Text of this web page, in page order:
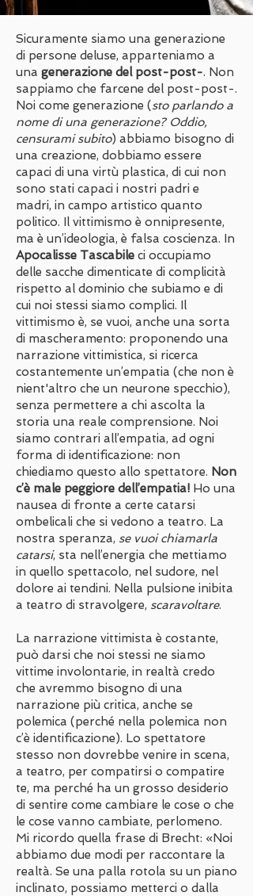
Sicuramente siamo una generazione
di persone deluse, apparteniamo a
una generazione del post-post-. Non
sappiamo che farcene del post-post-.
Noi come generazione (sto parlando a
nome di una generazione? Oddio,
censurami subito) abbiamo bisogno di
una creazione, dobbiamo essere
capaci di una virtù plastica, di cui non
sono stati capaci i nostri padri e
madri, in campo artistico quanto
politico. Il vittimismo è onnipresente,
ma è un’ideologia, è falsa coscienza. In
Apocalisse Tascabile ci occupiamo
delle sacche dimenticate di complicità
rispetto al dominio che subiamo e di
cui noi stessi siamo complici. Il
vittimismo è, se vuoi, anche una sorta
di mascheramento: proponendo una
narrazione vittimistica, si ricerca
costantemente un’empatia (che non è
nient'altro che un neurone specchio),
senza permettere a chi ascolta la
storia una reale comprensione. Noi
siamo contrari all’empatia, ad ogni
forma di identificazione: non
chiediamo questo allo spettatore. Non
c’è male peggiore dell’empatia! Ho una
nausea di fronte a certe catarsi
ombelicali che si vedono a teatro. La
nostra speranza, se vuoi chiamarla
catarsi, sta nell’energia che mettiamo
in quello spettacolo, nel sudore, nel
dolore ai tendini. Nella pulsione inibita
a teatro di stravolgere, scaravoltare.
La narrazione vittimista è costante,
può darsi che noi stessi ne siamo
vittime involontarie, in realtà credo
che avremmo bisogno di una
narrazione più critica, anche se
polemica (perché nella polemica non
c’è identificazione). Lo spettatore
stesso non dovrebbe venire in scena,
a teatro, per compatirsi o compatire
te, ma perché ha un grosso desiderio
di sentire come cambiare le cose o che
le cose vanno cambiate, perlomeno.
Mi ricordo quella frase di Brecht: «Noi
abbiamo due modi per raccontare la
realtà. Se una palla rotola su un piano
inclinato, possiamo metterci o dalla